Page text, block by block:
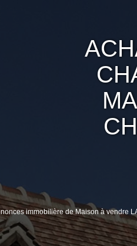
immobilière de Maison à vendre